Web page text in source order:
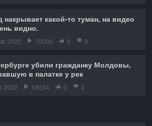
накрывает какой-то туман, на видео
видно.
2022 70009 0 0
убили гражданку Молдовы,
в палатке у рек
2022 59234 0 0